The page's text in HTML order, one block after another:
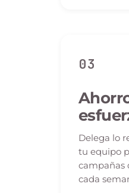
03
Delega lo
tu equipo
campañas
cada